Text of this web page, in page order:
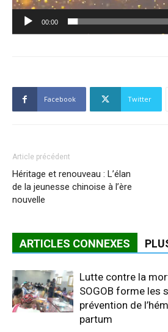
00:00
Facebook Twitter
Article précédent
Héritage et renouveau : L’élan
de la jeunesse chinoise à l’ère
nouvelle
ARTICLES CONNEXES
Lutte contre la
SOGOB forme les
prévention de
partum